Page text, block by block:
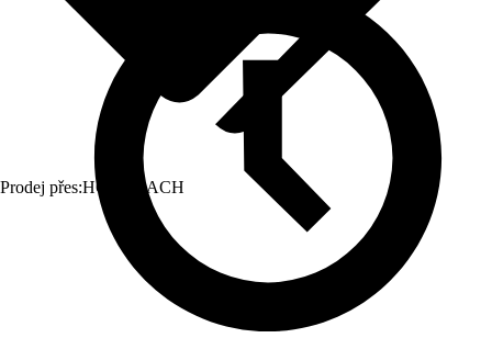
Prodej přes:HORNBACH